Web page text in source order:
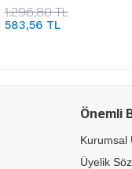
1.296,80 TL
583,56 TL
Önemli
Kurumsal
Üyelik